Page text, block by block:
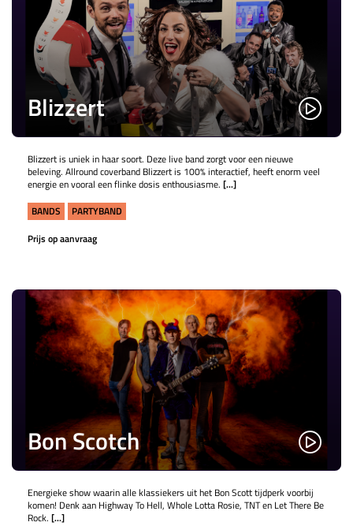
Blizzert
Blizzert is uniek in haar soort. Deze live band zorgt voor een nieuwe
beleving. Allround coverband Blizzert is 100% interactief, heeft enorm veel
energie en vooral een flinke dosis enthousiasme. [...]
BANDS
PARTYBAND
Prijs op aanvraag
Bon Scotch
Energieke show waarin alle klassiekers uit het Bon Scott tijdperk voorbij
komen! Denk aan Highway To Hell, Whole Lotta Rosie, TNT en Let There Be
Rock. [...]